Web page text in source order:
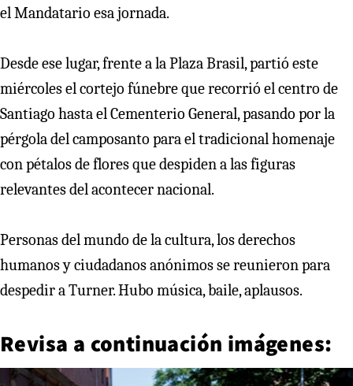
el Mandatario esa jornada.
Desde ese lugar, frente a la Plaza Brasil, partió este
miércoles el cortejo fúnebre que recorrió el centro de
Santiago hasta el Cementerio General, pasando por la
pérgola del camposanto para el tradicional homenaje
con pétalos de flores que despiden a las figuras
relevantes del acontecer nacional.
Personas del mundo de la cultura, los derechos
humanos y ciudadanos anónimos se reunieron para
despedir a Turner. Hubo música, baile, aplausos.
Revisa a continuación imágenes: